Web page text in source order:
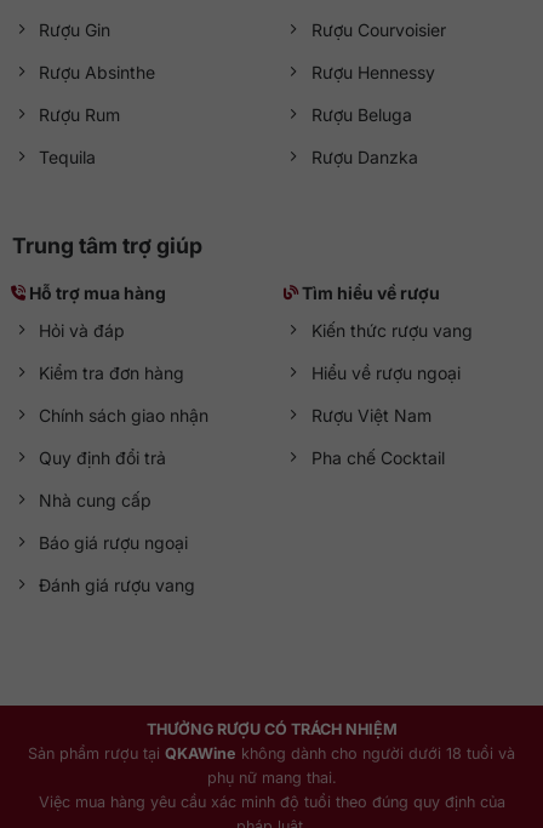
Rượu Gin
Rượu Absinthe
Rượu Rum
Tequila
Rượu Courvoisier
Rượu Hennessy
Rượu Beluga
Rượu Danzka
Trung tâm trợ giúp
Hỗ trợ mua hàng
Hỏi và đáp
Kiểm tra đơn hàng
Chính sách giao nhận
Quy định đổi trả
Nhà cung cấp
Báo giá rượu ngoại
Đánh giá rượu vang
Tìm hiểu về rượu
Kiến thức rượu vang
Hiểu về rượu ngoại
Rượu Việt Nam
Pha chế Cocktail
THƯỞNG RƯỢU CÓ TRÁCH NHIỆM
Sản phẩm rượu tại QKAWine không dành cho người dưới 18 tuổi và
phụ nữ mang thai.
Việc mua hàng yêu cầu xác minh độ tuổi theo đúng quy định của